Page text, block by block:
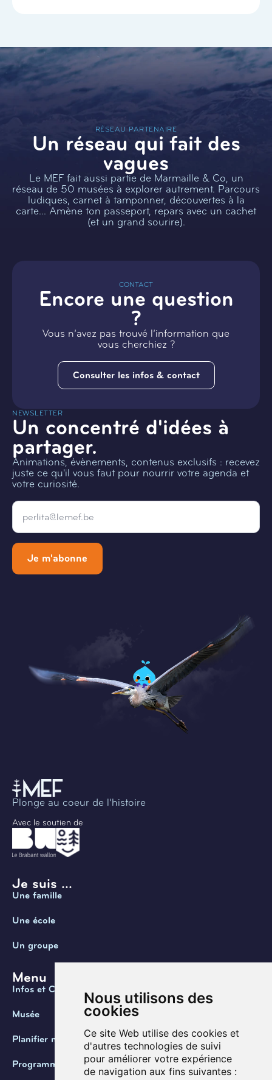
Nous utilisons des
cookies
Ce site Web utilise des cookies et
d'autres technologies de suivi
pour améliorer votre expérience
de navigation aux fins suivantes :
RÉSEAU PARTENAIRE
Un réseau qui fait des
vagues
Le MEF fait aussi partie de Marmaille & Co, un
réseau de 50 musées à explorer autrement. Parcours
ludiques, carnet à tamponner, découvertes à la
carte… Amène ton passeport, repars avec un cachet
(et un grand sourire).
CONTACT
Encore une question
?
Vous n’avez pas trouvé l’information que
vous cherchiez ?
Consulter les infos & contact
NEWSLETTER
Un concentré d'idées à
partager.
Animations, évènements, contenus exclusifs : recevez
juste ce qu'il vous faut pour nourrir votre agenda et
votre curiosité.
Email
Je m'abonne
Plonge au coeur de l’histoire
Avec le soutien de
Je suis ...
Une famille
Une école
Un groupe
Menu
Infos et Contact
Musée
Planifier ma visite
Programmation